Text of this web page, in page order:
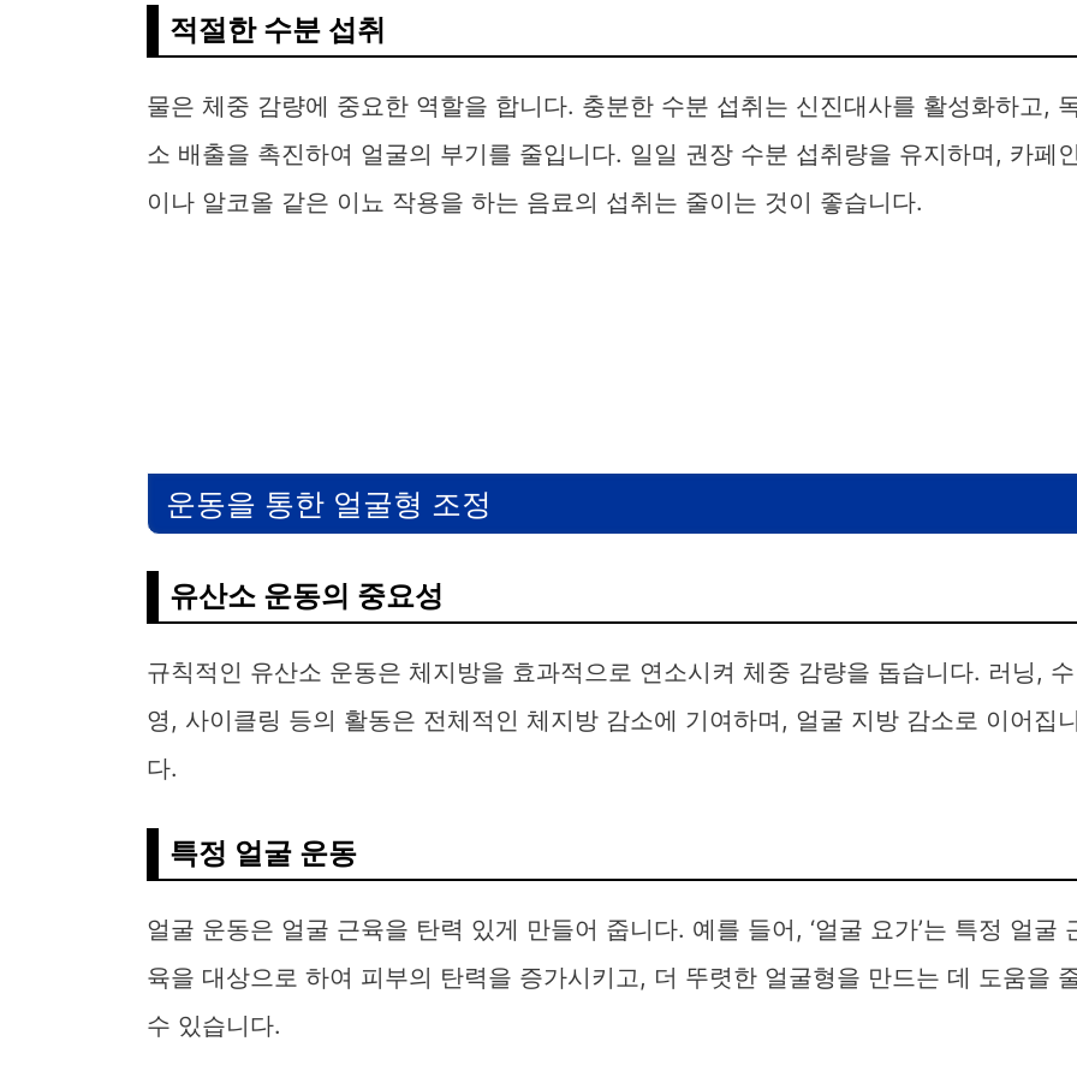
적절한 수분 섭취
물은 체중 감량에 중요한 역할을 합니다. 충분한 수분 섭취는 신진대사를 활성화하고,
소 배출을 촉진하여 얼굴의 부기를 줄입니다. 일일 권장 수분 섭취량을 유지하며, 카페
이나 알코올 같은 이뇨 작용을 하는 음료의 섭취는 줄이는 것이 좋습니다.
운동을 통한 얼굴형 조정
유산소 운동의 중요성
규칙적인 유산소 운동은 체지방을 효과적으로 연소시켜 체중 감량을 돕습니다. 러닝, 수
영, 사이클링 등의 활동은 전체적인 체지방 감소에 기여하며, 얼굴 지방 감소로 이어집
다.
특정 얼굴 운동
얼굴 운동은 얼굴 근육을 탄력 있게 만들어 줍니다. 예를 들어, ‘얼굴 요가’는 특정 얼굴
육을 대상으로 하여 피부의 탄력을 증가시키고, 더 뚜렷한 얼굴형을 만드는 데 도움을
수 있습니다.